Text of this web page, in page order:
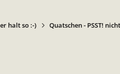
halt so :-) Quatschen - PSST!